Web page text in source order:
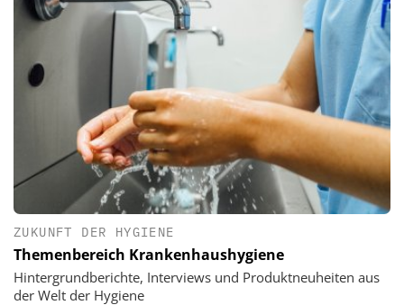
ZUKUNFT DER HYGIENE
Themenbereich Krankenhaushygiene
Hintergrundberichte, Interviews und Produktneuheiten aus
der Welt der Hygiene